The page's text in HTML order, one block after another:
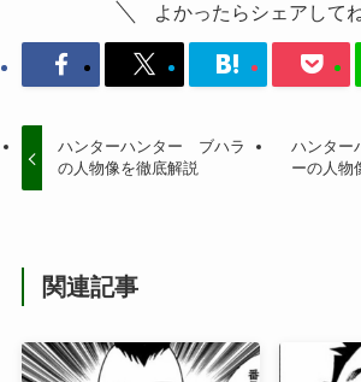
よかったらシェアして
ハンターハンター ブハラ
の人物像を徹底解説
ハンタ
ーの人物
関連記事